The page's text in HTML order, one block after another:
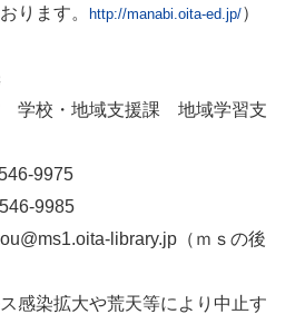
ります。
http://manabi.oita-ed.jp/）
校・地域支援課 地域学習支
9975
9985
library.jp（ｍｓの後
感染拡大や荒天等により中止す